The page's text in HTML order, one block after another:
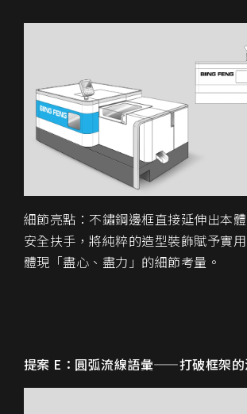
細節亮點 ：不鏽鋼邊框直接延伸出本
安全扶手 ，將純粹的造型裝飾賦予實
體現「盡心、盡力」的細節考量。
提案 E：圓弧流線語彙——打破框架的